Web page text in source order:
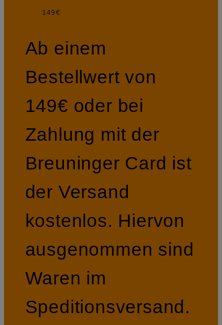
149€
Ab einem
Bestellwert von
149€ oder bei
Zahlung mit der
Breuninger Card ist
der Versand
kostenlos. Hiervon
ausgenommen sind
Waren im
Speditionsversand.